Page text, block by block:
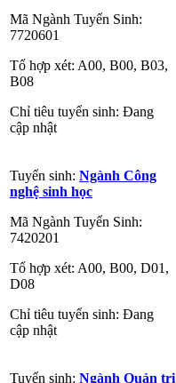
Mã Ngành Tuyển Sinh:
7720601
Tổ hợp xét: A00, B00, B03,
B08
Chỉ tiêu tuyển sinh: Đang
cập nhật
Tuyển sinh: Ngành Công
nghệ sinh học
Mã Ngành Tuyển Sinh:
7420201
Tổ hợp xét: A00, B00, D01,
D08
Chỉ tiêu tuyển sinh: Đang
cập nhật
Tuyển sinh: Ngành Quản trị